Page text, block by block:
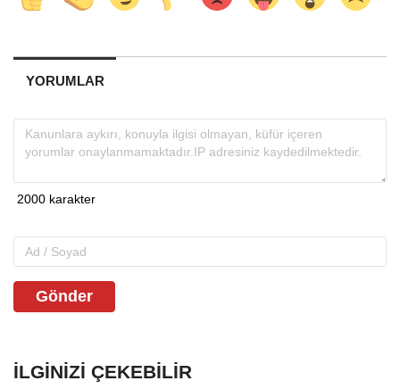
YORUMLAR
Gönder
İLGINIZI ÇEKEBILIR